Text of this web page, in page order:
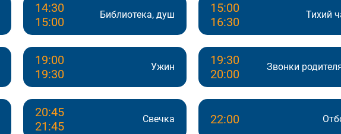
Тихий
Библиотека, душ
15:00
16:30
14:30
15:00
Ужин
19:00
19:30
Звонки
Свечка
19:30
20:00
20:45
21:45
22:00